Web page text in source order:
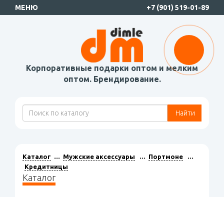
МЕНЮ +7 (901) 519-01-89
Корпоративные подарки оптом и мелким
оптом. Брендирование.
Найти
Каталог Мужские аксессуары
Портмоне
Кредитницы
Каталог